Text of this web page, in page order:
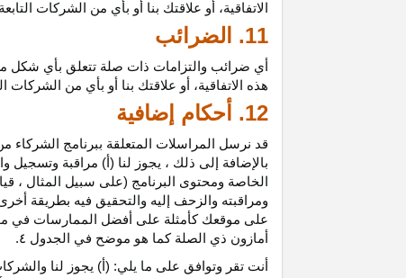
الاتفاقية، أو علاقتك بنا أو بأي من الشركات
11. الضرائب
أي ضرائب والتزامات ذات صلة تتعلق بأي شكل
هذه الاتفاقية، أو علاقتك بنا أو بأي من الشركات
12. أحكام إضافية
قد نرسل المراسلات المتعلقة ببرنامج الشركاء
بالإضافة إلى ذلك ، يجوز لنا (أ) مراقبة
الخاصة ومحتوى البرنامج (على سبيل المثال
ومراقبته والزحف إليه والتحقيق فيه بطريقة
على موقعك كأمثلة على أفضل الممارسات في
أمازون ذي الصلة كما هو موضح في الجدول ٤.
أنت تقر وتوافق على ما يلي: (أ) يجوز لنا